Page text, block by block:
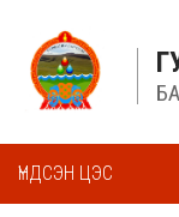
ҮНДСЭН ЦЭС